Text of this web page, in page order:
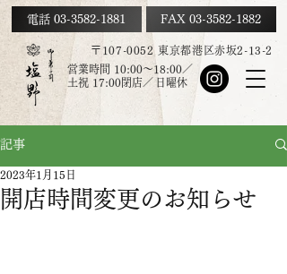
電話 03-3582-1881 FAX 03-3582-1882
〒107-0052 東京都港区赤坂2-13-2
営業時間 10:00～18:00／
土祝 17:00閉店／ 日曜休
記事
開店時間変更のお知らせ
2023年1月15日